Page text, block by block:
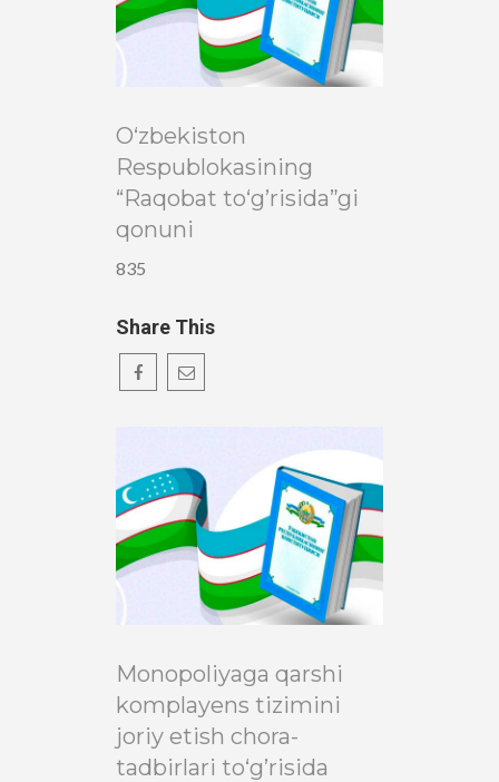
O‘zbekiston
Respublokasining
“Raqobat to‘g’risida”gi
qonuni
835
Share This
Monopoliyaga qarshi
komplayens tizimini
joriy etish chora-
tadbirlari to‘g’risida